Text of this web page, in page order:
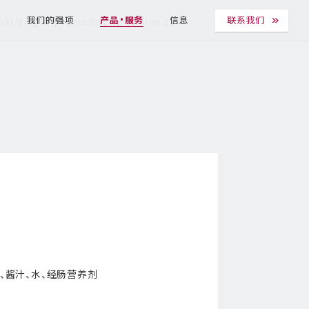
single-products.phpon line 12
我们的强项 产品・服务 信息 联系我们
酱汁、水、经肠营养剂